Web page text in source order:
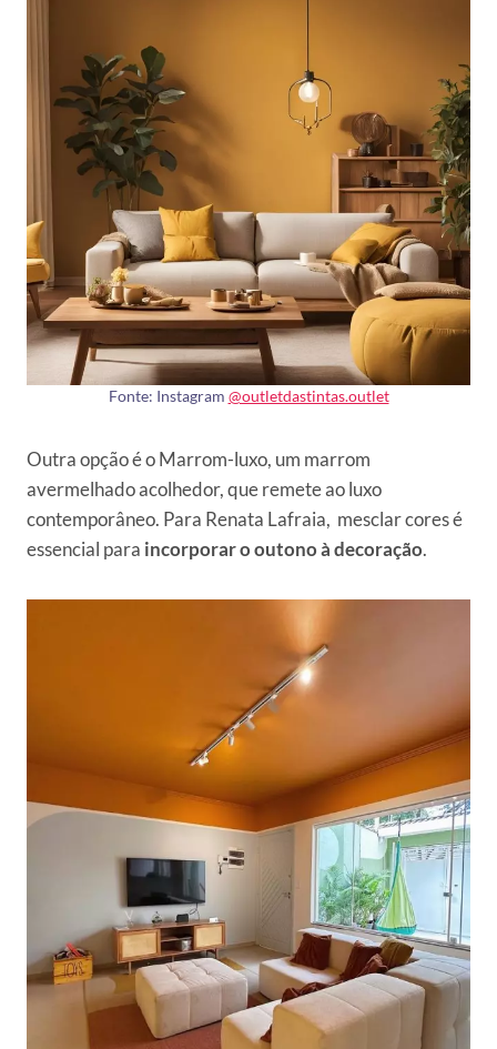
Fonte: Instagram @outletdastintas.outlet
Outra opção é o Marrom-luxo, um marrom
avermelhado acolhedor, que remete ao luxo
contemporâneo. Para Renata Lafraia, mesclar cores é
essencial para incorporar o outono à decoração.